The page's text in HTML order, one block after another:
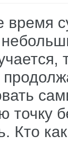
время
точку
Кто